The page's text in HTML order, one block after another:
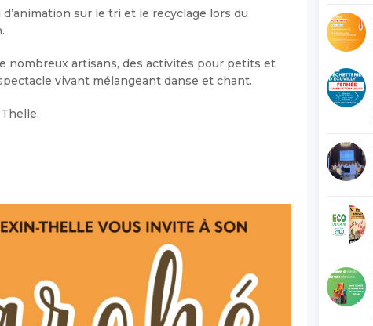
sur le tri et le recyclage lors du
nombreux artisans, des activités pour petits et
vivant mélangeant danse et chant.